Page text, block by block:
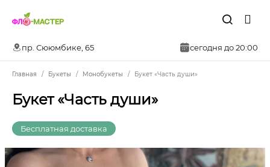
пр. Сююмбике, 65 сегодня до 20:00
Главная Букеты Монобукеты Букет «Часть души»
Букет «Часть души»
Бесплатная доставка